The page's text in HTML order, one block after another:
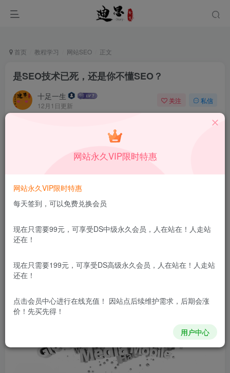
首页 教程学习 网站SEO 正文
是SEO技术已死，还是你不懂SEO？
十足一生
12月1日更新
关注 私信
本站所有内容来自互联网收集，仅供学习和交流，请勿用于商业
用途。如有侵权、不妥之处，请第一时间联系我们删除！
网站永久VIP限时特惠
网站永久VIP限时特惠
每天签到，可以免费兑换会员
现在只需要99元，可享受DS中级永久会员，人在站在！人走站
还在！
现在只需要199元，可享受DS高级永久会员，人在站在！人走站
还在！
点击会员中心进行在线充值！ 因站点后续维护需求，后期会涨
价！先买先得！
用户中心